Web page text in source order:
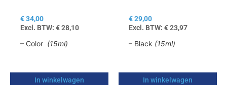
€34,00
Excl. BTW: €28,10
– Color (15ml)
In winkelwagen
€29,00
Excl. BTW: €23,97
– Black (15ml)
In winkelwagen